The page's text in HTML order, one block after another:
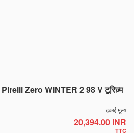
Zero WINTER 2 98 V टूरिज़्म
इकाई मूल्य
20,394.00 INR
TTC